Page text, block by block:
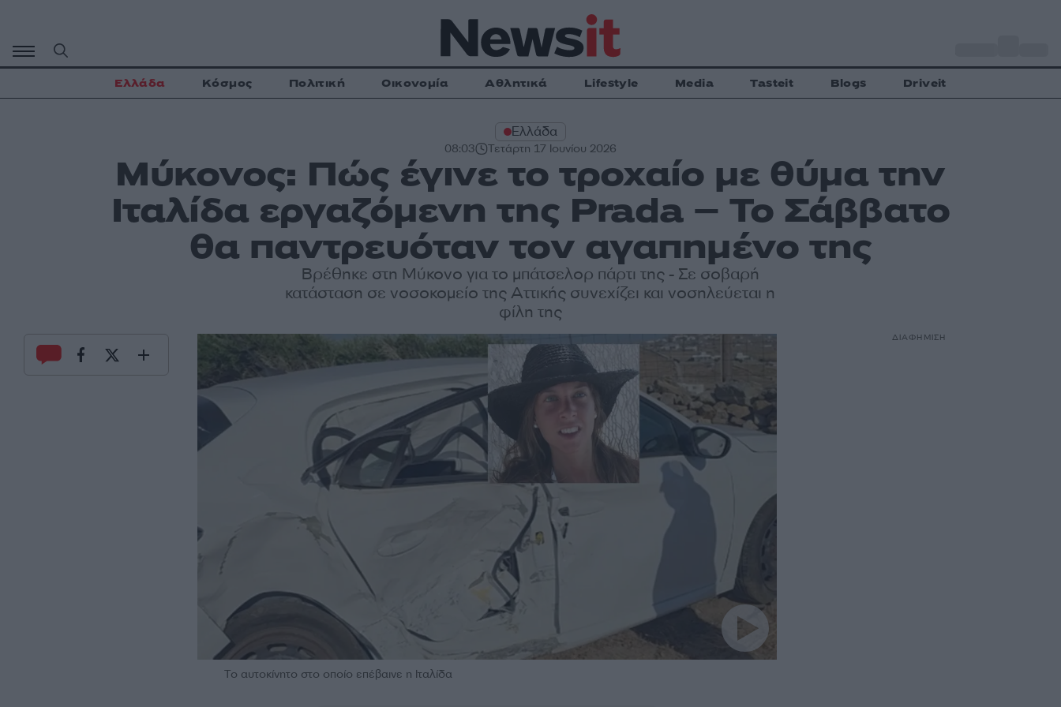
περιεχόμενο
Ελλάδα Κόσμος Πολιτική Οικονομία Αθλητικά Lifestyle Media Tasteit Blogs Driveit
Ελλάδα
08:03 Τετάρτη 17 Ιουνίου 2026
Μύκονος: Πώς έγινε το τροχαίο με θύμα την
Ιταλίδα εργαζόμενη της Prada – Το Σάββατο
θα παντρευόταν τον αγαπημένο της
Βρέθηκε στη Μύκονο για το μπάτσελορ πάρτι της - Σε σοβαρή
κατάσταση σε νοσοκομείο της Αττικής συνεχίζει και νοσηλεύεται η
φίλη της
Το αυτοκίνητο στο οποίο επέβαινε η Ιταλίδα
ΔΙΑΦΗΜΙΣΗ